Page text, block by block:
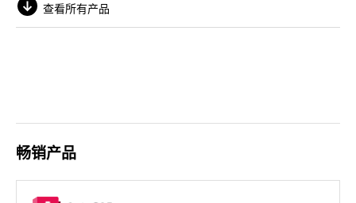
工程建设产品
LT 产品
免费试用版
查看所有产品
畅销产品